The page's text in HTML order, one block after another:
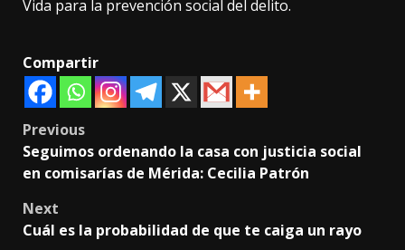
Vida para la prevención social del delito.
Compartir
Post
navigation
Previous
Seguimos ordenando la casa con justicia social
en comisarías de Mérida: Cecilia Patrón
Next
Cuál es la probabilidad de que te caiga un rayo